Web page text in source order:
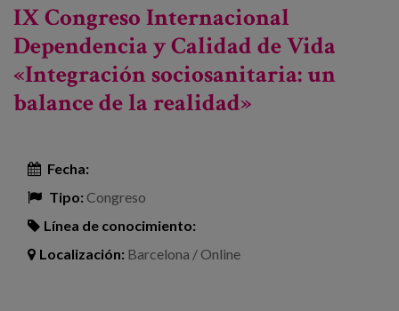
las personas mayores
IX Congreso Internacional
Dependencia y Calidad de Vida
«Integración sociosanitaria: un
balance de la realidad»
Fecha:
Tipo:Congreso
Línea de conocimiento:
Localización: Barcelona / Online